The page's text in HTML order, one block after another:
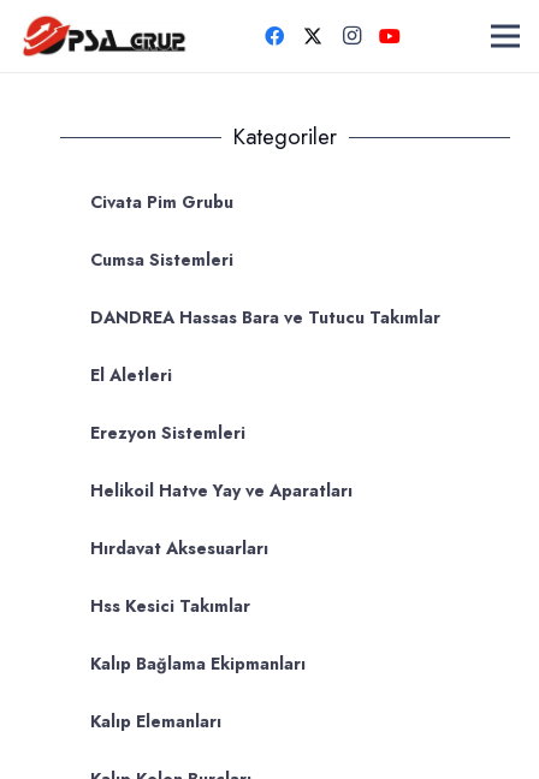
Kategoriler
Civata Pim Grubu
Cumsa Sistemleri
DANDREA Hassas Bara ve Tutucu Takımlar
El Aletleri
Erezyon Sistemleri
Helikoil Hatve Yay ve Aparatları
Hırdavat Aksesuarları
Hss Kesici Takımlar
Kalıp Bağlama Ekipmanları
Kalıp Elemanları